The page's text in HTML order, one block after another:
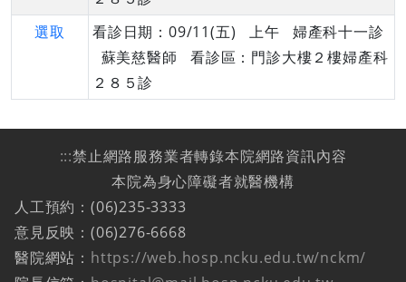
選取
看診日期：09/11(五) 上午 婦產科十一診
蘇美慈醫師 看診區：門診大樓２樓婦產科
２８５診
:::禁止網路服務業者轉錄本院網路資訊內容
本院為身心障礙者就醫機構
人工預約：(06)235-3333
意見反映：(06)276-6668
醫院網站： https://web.hosp.ncku.edu.tw/nckm/